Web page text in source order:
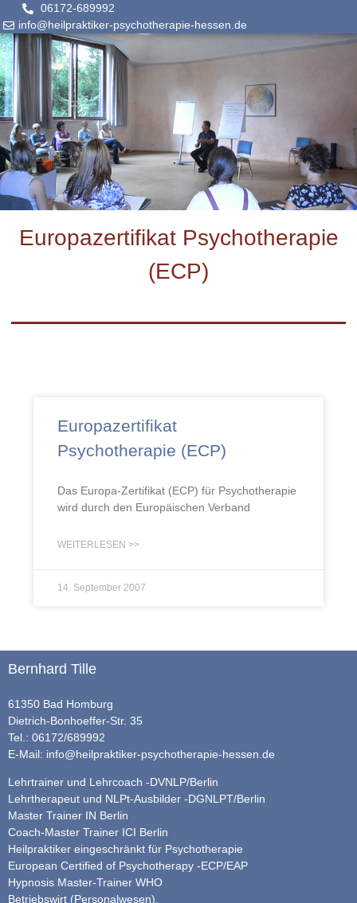
06172-689992
info@heilpraktiker-psychotherapie-hessen.de
Europazertifikat Psychotherapie
(ECP)
Europazertifikat
Psychotherapie (ECP)
Das Europa-Zertifikat (ECP) für Psychotherapie
wird durch den Europäischen Verband
WEITERLESEN >>
14. September 2007
Bernhard Tille
61350 Bad Homburg
Dietrich-Bonhoeffer-Str. 35
Tel.: 06172/689992
E-Mail: info@heilpraktiker-psychotherapie-hessen.de
Lehrtrainer und Lehrcoach -DVNLP/Berlin
Lehrtherapeut und NLPt-Ausbilder -DGNLPT/Berlin
Master Trainer IN Berlin
Coach-Master Trainer ICI Berlin
Heilpraktiker eingeschränkt für Psychotherapie
European Certified of Psychotherapy -ECP/EAP
Hypnosis Master-Trainer WHO
Betriebswirt (Personalwesen).